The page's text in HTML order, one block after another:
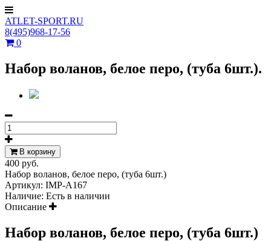
ATLET-SPORT.RU
8(495)968-17-56
0
Набор воланов, белое перо, (туба 6шт.).
В корзину
400 руб.
Набор воланов, белое перо, (туба 6шт.)
Артикул: IMP-A167
Наличие: Есть в наличии
Описание
Набор воланов, белое перо, (туба 6шт.)